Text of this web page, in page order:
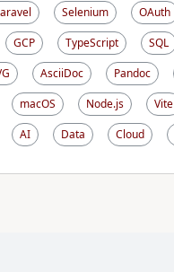
Selenium OAuth
GCP TypeScript SQL
AsciiDoc Pandoc
macOS Node.js Vite
AI Data Cloud